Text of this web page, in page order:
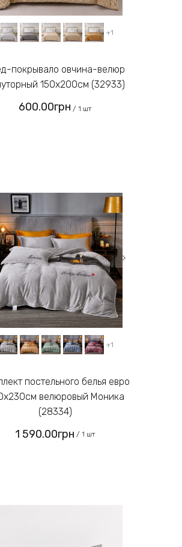
+1
150х200см (32933)
600.00грн / 1 шт
+1
велюровый Моника
(28334)
1 590.00грн / 1 шт